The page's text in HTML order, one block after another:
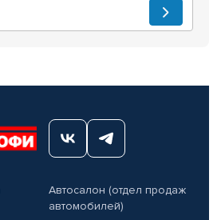
Автосалон (отдел продаж
автомобилей)